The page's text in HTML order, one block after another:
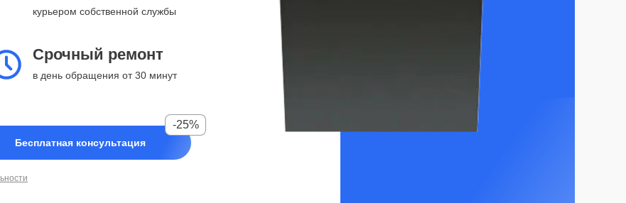
курьером собственной службы
Срочный ремонт
в день обращения от 30 минут
Бесплатная консультация
-25%